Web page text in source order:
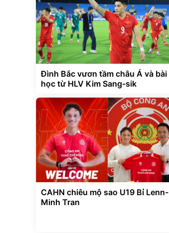
Đình Bắc vươn tầm châu Á và bài
học từ HLV Kim Sang-sik
CAHN chiêu mộ sao U19 Bỉ Lenn-
Minh Tran